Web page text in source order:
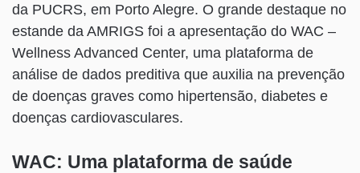
da PUCRS, em Porto Alegre. O grande destaque no
estande da AMRIGS foi a apresentação do WAC –
Wellness Advanced Center, uma plataforma de
análise de dados preditiva que auxilia na prevenção
de doenças graves como hipertensão, diabetes e
doenças cardiovasculares.
WAC: Uma plataforma de saúde